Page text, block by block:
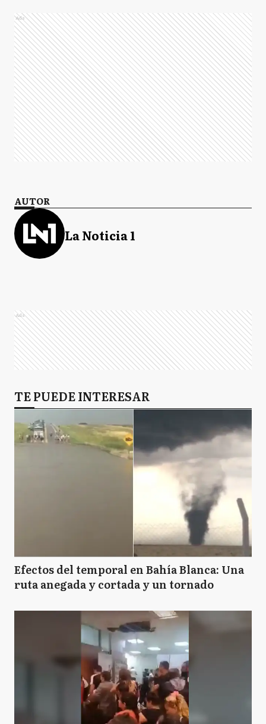
Ads
AUTOR
La Noticia 1
Ads
TE PUEDE INTERESAR
Efectos del temporal en Bahía Blanca: Una
ruta anegada y cortada y un tornado